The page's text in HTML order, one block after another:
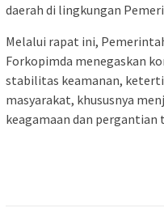
daerah di lingkungan
Melalui rapat ini,
Forkopimda menegaskan
stabilitas keamanan,
masyarakat, khususnya
keagamaan dan pergantian